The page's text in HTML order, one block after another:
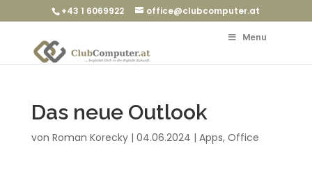
+43 1 6069922 office@clubcomputer.at
Menu
Das neue Outlook
von Roman Korecky| 04.06.2024 | Apps, Office